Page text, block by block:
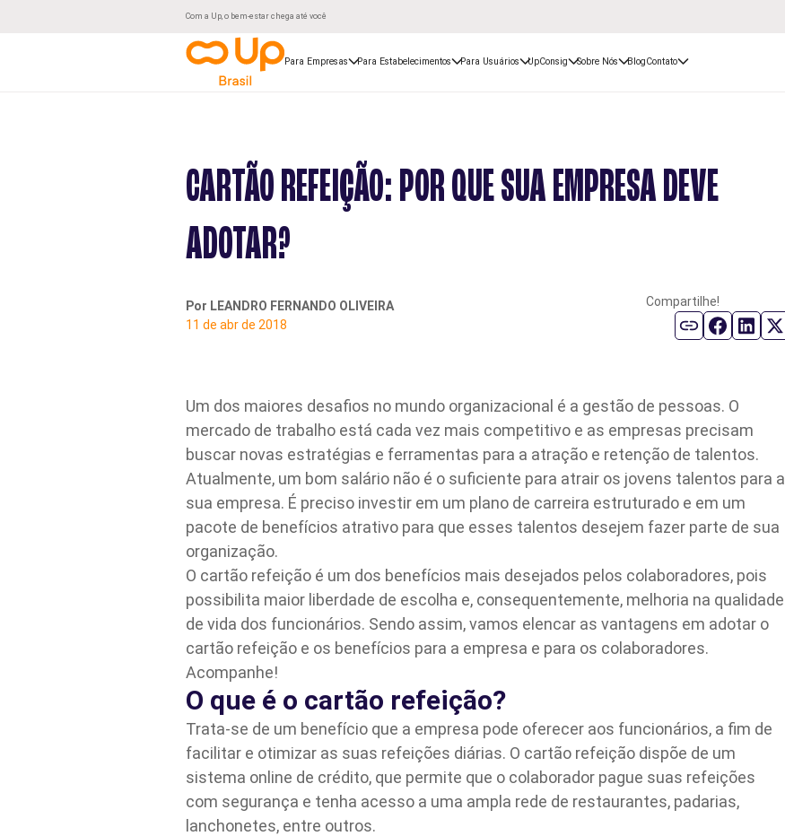
Com a Up, o bem-estar chega até você
Para Empresas Para Estabelecimentos Para Usuários UpConsig Sobre Nós BlogContato
CARTÃO REFEIÇÃO: POR QUE SUA EMPRESA DEVE
ADOTAR?
Por LEANDRO FERNANDO OLIVEIRA
11 de abr de 2018
Compartilhe!
Um dos maiores desafios no mundo organizacional é a gestão de pessoas. O
mercado de trabalho está cada vez mais competitivo e as empresas precisam
buscar novas estratégias e ferramentas para a atração e retenção de talentos.
Atualmente, um bom salário não é o suficiente para atrair os jovens talentos para a
sua empresa. É preciso investir em um plano de carreira estruturado e em um
pacote de benefícios atrativo para que esses talentos desejem fazer parte de sua
organização.
O cartão refeição é um dos benefícios mais desejados pelos colaboradores, pois
possibilita maior liberdade de escolha e, consequentemente, melhoria na qualidade
de vida dos funcionários. Sendo assim, vamos elencar as vantagens em adotar o
cartão refeição e os benefícios para a empresa e para os colaboradores.
Acompanhe!
O que é o cartão refeição?
Trata-se de um benefício que a empresa pode oferecer aos funcionários, a fim de
facilitar e otimizar as suas refeições diárias. O cartão refeição dispõe de um
sistema online de crédito, que permite que o colaborador pague suas refeições
com segurança e tenha acesso a uma ampla rede de restaurantes, padarias,
lanchonetes, entre outros.